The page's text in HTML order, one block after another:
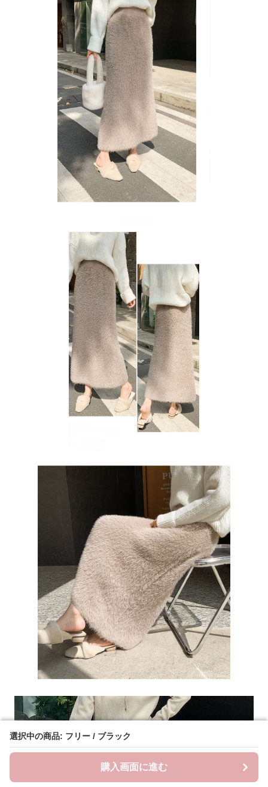
選択中の商品: フリー / ブラック
購入画面に進む
選択中の商品: フリー / ブラック
購入画面に進む